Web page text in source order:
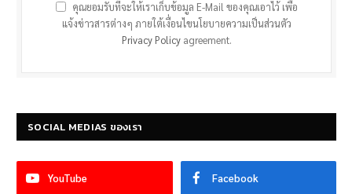
คุณยอมรับที่จะให้เราเก็บข้อมูล E-Mail ของคุณเอาไว้ เพื่อ
แจ้งข่าวสารต่างๆ ภายใต้เงื่อนไขนโยบายความเป็นส่วนตัว
Privacy Policyagreement.
SOCIAL MEDIAS ของเรา
YouTube Facebook